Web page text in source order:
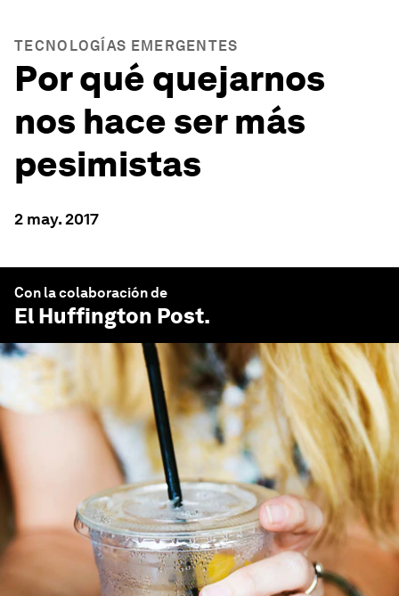
TECNOLOGÍAS EMERGENTES
Por qué quejarnos
nos hace ser más
pesimistas
2 may. 2017
Con la colaboración de
El Huffington Post.